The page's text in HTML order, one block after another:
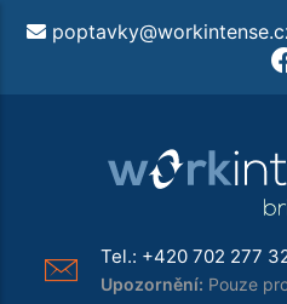
Tel.:+420 702 277
Upozornění:Pouze pro